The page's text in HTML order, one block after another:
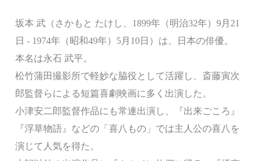
坂本 武（さかもと たけし、1899年（明治32年）9月21
日 - 1974年（昭和49年）5月10日）は、日本の俳優。
本名は永石 武平。
松竹蒲田撮影所で軽妙な脇役として活躍し、斎藤寅次
郎監督らによる短篇喜劇映画に多く出演した。
小津安二郎監督作品にも常連出演し、『出来ごころ』
『浮草物語』などの「喜八もの」では主人公の喜八を
演じて人気を得た。